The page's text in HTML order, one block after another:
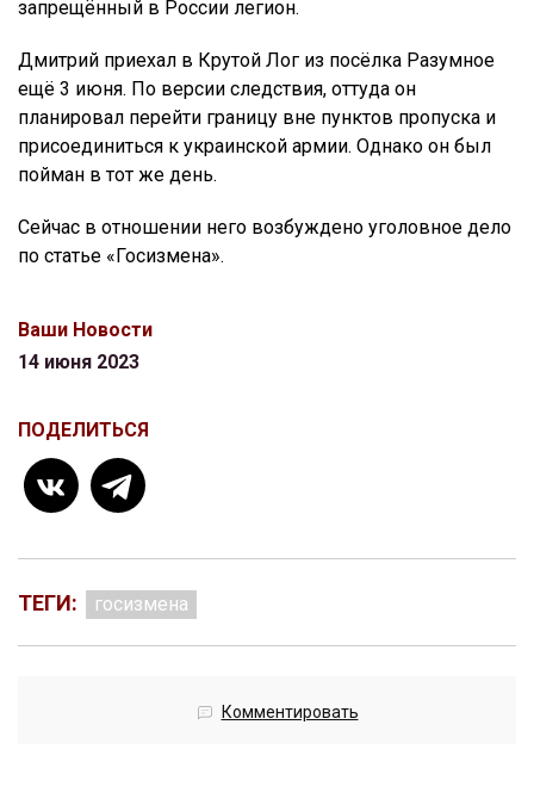
запрещённый в России легион.
Дмитрий приехал в Крутой Лог из посёлка Разумное
ещё 3 июня. По версии следствия, оттуда он
планировал перейти границу вне пунктов пропуска и
присоединиться к украинской армии. Однако он был
пойман в тот же день.
Сейчас в отношении него возбуждено уголовное дело
по статье «Госизмена».
Ваши Новости
14 июня 2023
ПОДЕЛИТЬСЯ
ТЕГИ: госизмена
Комментировать